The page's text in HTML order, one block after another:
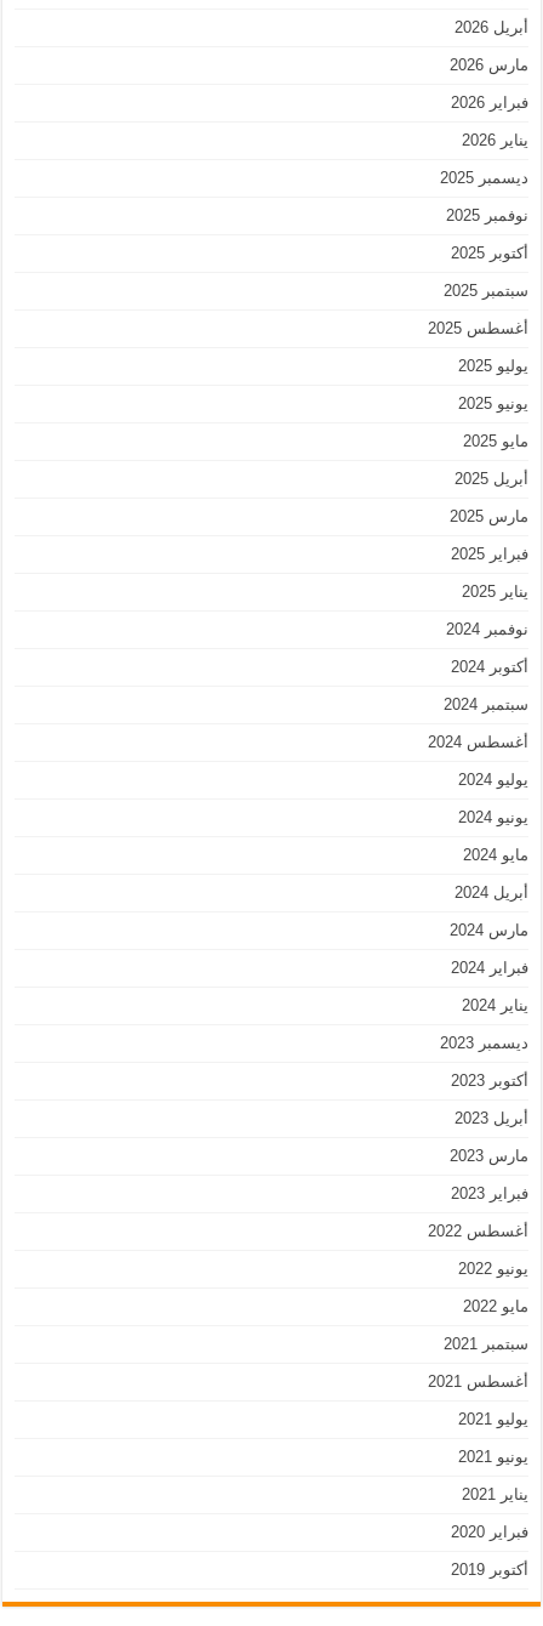
أبريل 2026
مارس 2026
فبراير 2026
يناير 2026
ديسمبر 2025
نوفمبر 2025
أكتوبر 2025
سبتمبر 2025
أغسطس 2025
يوليو 2025
يونيو 2025
مايو 2025
أبريل 2025
مارس 2025
فبراير 2025
يناير 2025
نوفمبر 2024
أكتوبر 2024
سبتمبر 2024
أغسطس 2024
يوليو 2024
يونيو 2024
مايو 2024
أبريل 2024
مارس 2024
فبراير 2024
يناير 2024
ديسمبر 2023
أكتوبر 2023
أبريل 2023
مارس 2023
فبراير 2023
أغسطس 2022
يونيو 2022
مايو 2022
سبتمبر 2021
أغسطس 2021
يوليو 2021
يونيو 2021
يناير 2021
فبراير 2020
أكتوبر 2019